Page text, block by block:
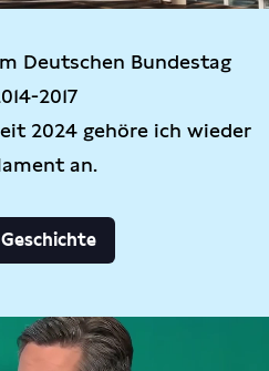
Deutschen Bundestag
2017
2024 gehöre ich wieder
an.